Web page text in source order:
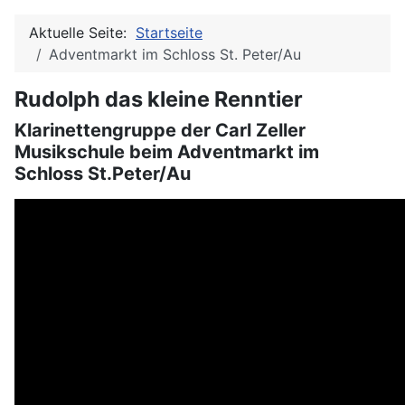
Aktuelle Seite: Startseite
Adventmarkt im Schloss St. Peter/Au
Rudolph das kleine Renntier
Klarinettengruppe der Carl Zeller
Musikschule beim Adventmarkt im
Schloss St.Peter/Au